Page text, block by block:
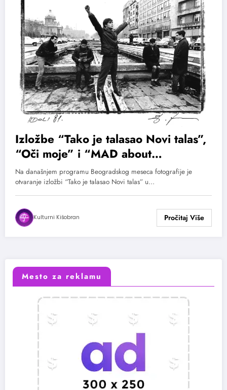
Izložbe “Tako je talasao Novi talas”,
“Oči moje” i “MAD about
Hollywood” od 10. maja na
Beogradskom mesecu fotografije
Na današnjem programu Beogradskog meseca fotografije je
otvaranje izložbi “Tako je talasao Novi talas” u…
Kulturni Kišobran
Mesto za reklamu